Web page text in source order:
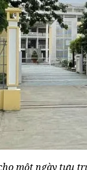
một ngày tựu